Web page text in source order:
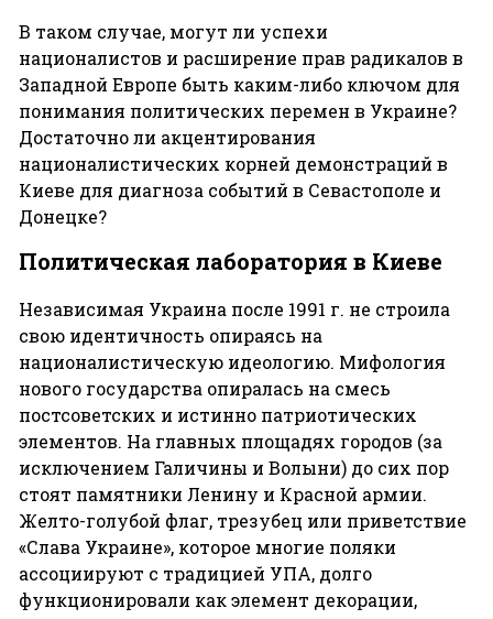
В таком случае, могут ли успехи
националистов и расширение прав радикалов в
Западной Европе быть каким-либо ключом для
понимания политических перемен в Украине?
Достаточно ли акцентирования
националистических корней демонстраций в
Киеве для диагноза событий в Севастополе и
Донецке?
Политическая лаборатория в Киеве
Независимая Украина после 1991 г. не строила
свою идентичность опираясь на
националистическую идеологию. Мифология
нового государства опиралась на смесь
постсоветских и истинно патриотических
элементов. На главных площадях городов (за
исключением Галичины и Волыни) до сих пор
стоят памятники Ленину и Красной армии.
Желто-голубой флаг, трезубец или приветствие
«Слава Украине», которое многие поляки
ассоциируют с традицией УПА, долго
функционировали как элемент декорации,